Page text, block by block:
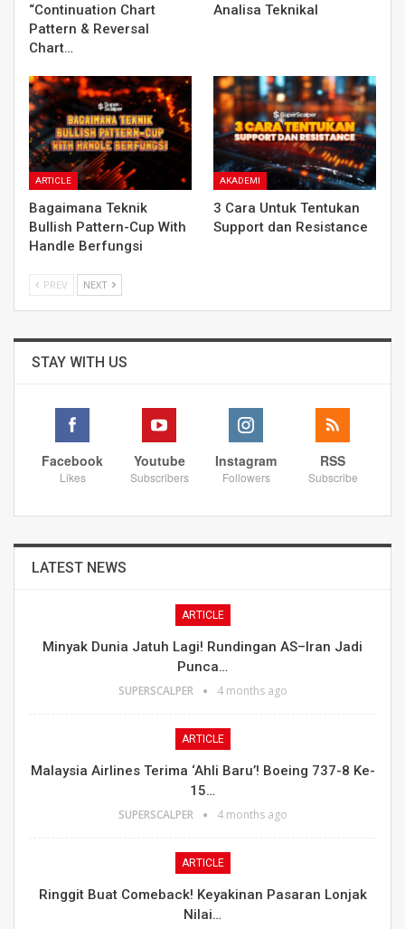
“Continuation Chart
Pattern & Reversal
Chart…
Analisa Teknikal
ARTICLE
Bagaimana Teknik
Bullish Pattern-Cup With
Handle Berfungsi
AKADEMI
3 Cara Untuk Tentukan
Support dan Resistance
PREV NEXT
STAY WITH US
Facebook
Likes
Youtube
Subscribers
Instagram
Followers
RSS
Subscribe
LATEST NEWS
ARTICLE
Minyak Dunia Jatuh Lagi! Rundingan AS–Iran Jadi
Punca…
SUPERSCALPER 4 months ago
ARTICLE
Malaysia Airlines Terima ‘Ahli Baru’! Boeing 737-8 Ke-
15…
SUPERSCALPER 4 months ago
ARTICLE
Ringgit Buat Comeback! Keyakinan Pasaran Lonjak
Nilai…